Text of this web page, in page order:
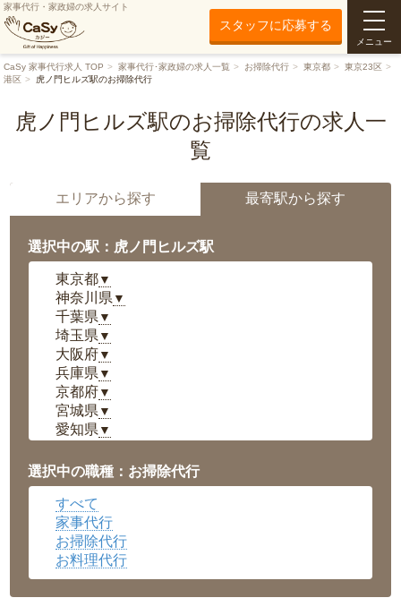
家事代行・家政婦の求人サイト
スタッフに応募する
メニュー
CaSy 家事代行求人 TOP 家事代行･家政婦の求人一覧 お掃除代行 東京都
東京23区
港区
虎ノ門ヒルズ駅のお掃除代行
虎ノ門ヒルズ駅のお掃除代行の求人一
覧
エリアから探す 最寄駅から探す
選択中の駅：虎ノ門ヒルズ駅
東京都▼
神奈川県 ▼
千葉県 ▼
埼玉県 ▼
大阪府▼
兵庫県 ▼
京都府▼
宮城県 ▼
愛知県 ▼
岡山県▼
広島県▼
沖縄県
選択中の職種：お掃除代行
すべて
家事代行
お掃除代行
お料理代行